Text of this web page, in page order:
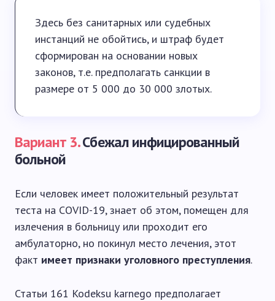
Здесь без санитарных или судебных
инстанций не обойтись, и штраф будет
сформирован на основании новых
законов, т.е. предполагать санкции в
размере от 5 000 до 30 000 злотых.
Вариант 3.Сбежал инфицированный
больной
Если человек имеет положительный результат
теста на COVID-19, знает об этом, помещен для
излечения в больницу или проходит его
амбулаторно, но покинул место лечения, этот
факт имеет признаки уголовного преступления.
Статьи 161 Kodeksu karnego предполагает